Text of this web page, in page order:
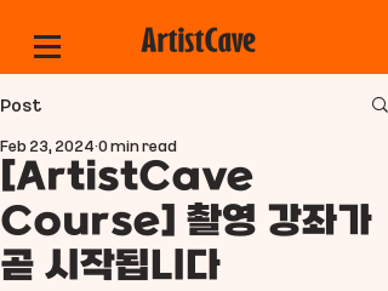
Post
[ArtistCave
Course] 촬영 강좌가
곧 시작됩니다
Feb 23, 2024 0 min read